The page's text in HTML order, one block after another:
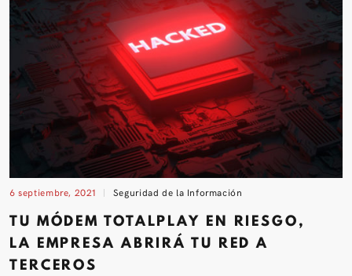
6 septiembre, 2021 Seguridad de la Información
TU MÓDEM TOTALPLAY EN RIESGO,
LA EMPRESA ABRIRÁ TU RED A
TERCEROS